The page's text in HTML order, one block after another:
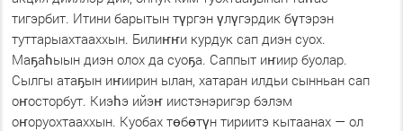
тигэрбит. Итини барытын түргэн үлүгэрдик бүтэрэн
туттарыахтааххын. Билиҥҥи курдук сап диэн суох.
Маҕаһыын диэн олох да суоҕа. Саппыт иҥиир буолар.
Сылгы атаҕын иҥиирин ылан, хатаран илдьи сынньан сап
оҥосторбут. Киэһэ ийэҥ иистэнэригэр бэлэм
оҥоруохтааххын. Куобах төбөтүн тириитэ кытаанах — ол